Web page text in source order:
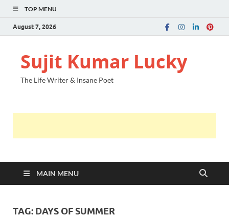
TOP MENU
August 7, 2026
Sujit Kumar Lucky
The Life Writer & Insane Poet
MAIN MENU
TAG: DAYS OF SUMMER